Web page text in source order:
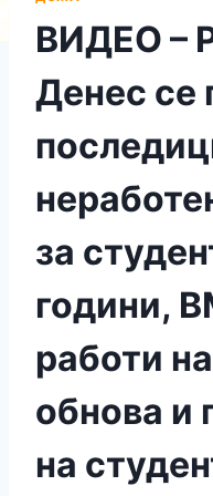
ВИДЕО –
Денес се
за
години,
работи
обнова и
на